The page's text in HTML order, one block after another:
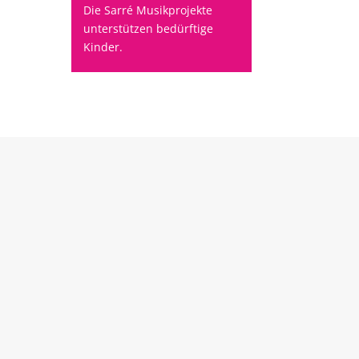
Die Sarré Musikprojekte
unterstützen bedürftige
Kinder.